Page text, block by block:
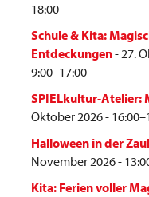
18:00
Schule & Kita:
Entdeckungen- 27.
9:00–17:00
SPIELkultur-Atelier:
Oktober 2026 -
Halloween in der
November 2026 -
Kita: Ferien voller